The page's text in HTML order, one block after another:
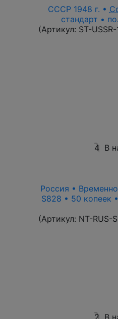
СССР 1948 г. •
стандарт •
(Артикул: ST-
4 В
Россия •
S828 • 50 копеек
(Артикул: NT-RUS-
2 В